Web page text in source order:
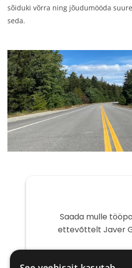
sõiduki võrra ning jõudumööda
seda.
Saada mulle
ettevõttelt Javer